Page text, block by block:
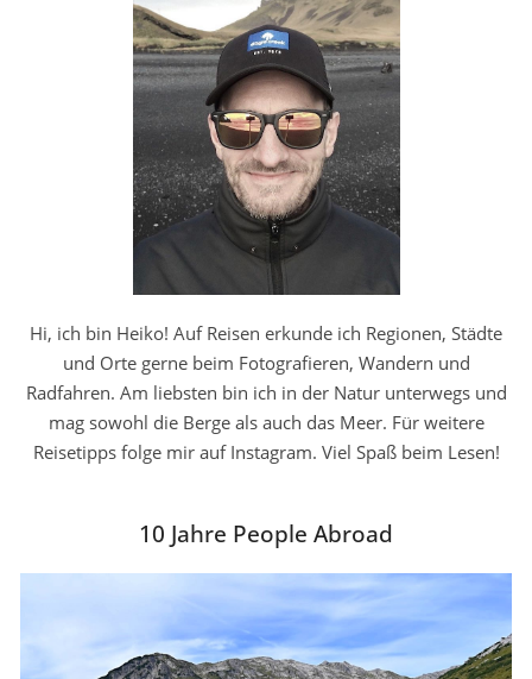
Hi, ich bin Heiko! Auf Reisen erkunde ich Regionen, Städte
und Orte gerne beim Fotografieren, Wandern und
Radfahren. Am liebsten bin ich in der Natur unterwegs und
mag sowohl die Berge als auch das Meer. Für weitere
Reisetipps folge mir auf Instagram. Viel Spaß beim Lesen!
10 Jahre People Abroad